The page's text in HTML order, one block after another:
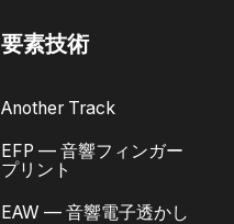
要素技術
Another Track
EFP — 音響フィンガー
プリント
EAW — 音響電子透かし